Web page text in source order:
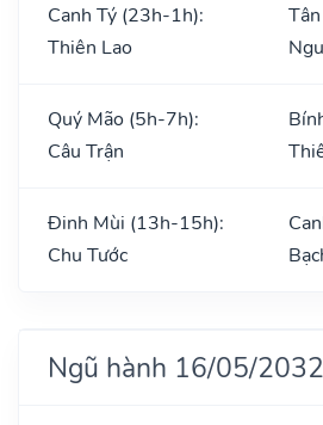
Canh Tý (23h-1h):
Thiên Lao
Quý Mão (5h-7h):
Câu Trận
Đinh Mùi (13h-15h):
Chu Tước
Ngũ hành 16/05/2032